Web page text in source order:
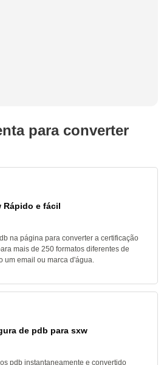
para converter
Rápido e fácil
na página para converter a certificação
mais de 250 formatos diferentes de
um email ou marca d'água.
de pdb para sxw
pdb instantaneamente e convertido